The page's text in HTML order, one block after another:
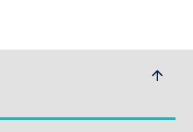
arrow_upwards